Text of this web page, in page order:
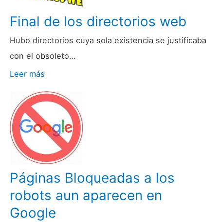
Final de los directorios web
Hubo directorios cuya sola existencia se justificaba
con el obsoleto…
Leer más
Páginas Bloqueadas a los
robots aun aparecen en
Google